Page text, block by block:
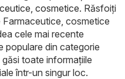
cosmetice. Răsfoiți
Farmaceutice, cosmetice
cele mai recente
populare din categorie
toate informațiile
într-un singur loc.